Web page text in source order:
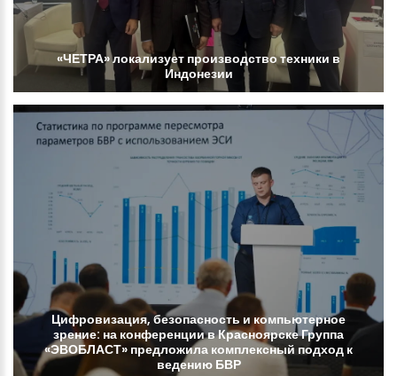
«ЧЕТРА»локализует производствотехники в
Индонезии
Цифровизация, безопасность и компьютерное
зрение: на конференциивКрасноярскеГруппа
«ЭВОБЛАСТ» предложила комплексный подход к
ведению БВР